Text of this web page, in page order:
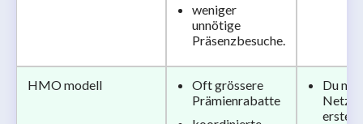
weniger
unnötige
Präsenzbesuche.
HMO modell
Oft grössere
Prämienrabatte
Du
ersten